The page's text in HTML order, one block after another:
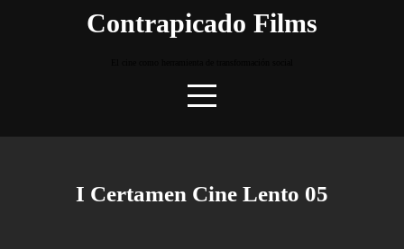
Contrapicado Films
I Certamen Cine Lento 05